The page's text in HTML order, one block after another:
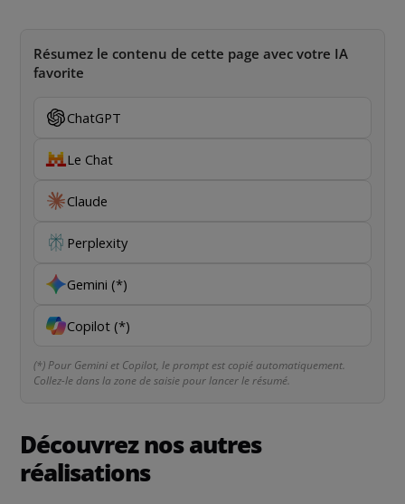
Résumez le contenu de cette page avec votre IA
favorite
ChatGPT
Le Chat
Claude
Perplexity
Gemini (*)
Copilot (*)
(*) Pour Gemini et Copilot, le prompt est copié automatiquement.
Collez-le dans la zone de saisie pour lancer le résumé.
Découvrez nos autres
réalisations